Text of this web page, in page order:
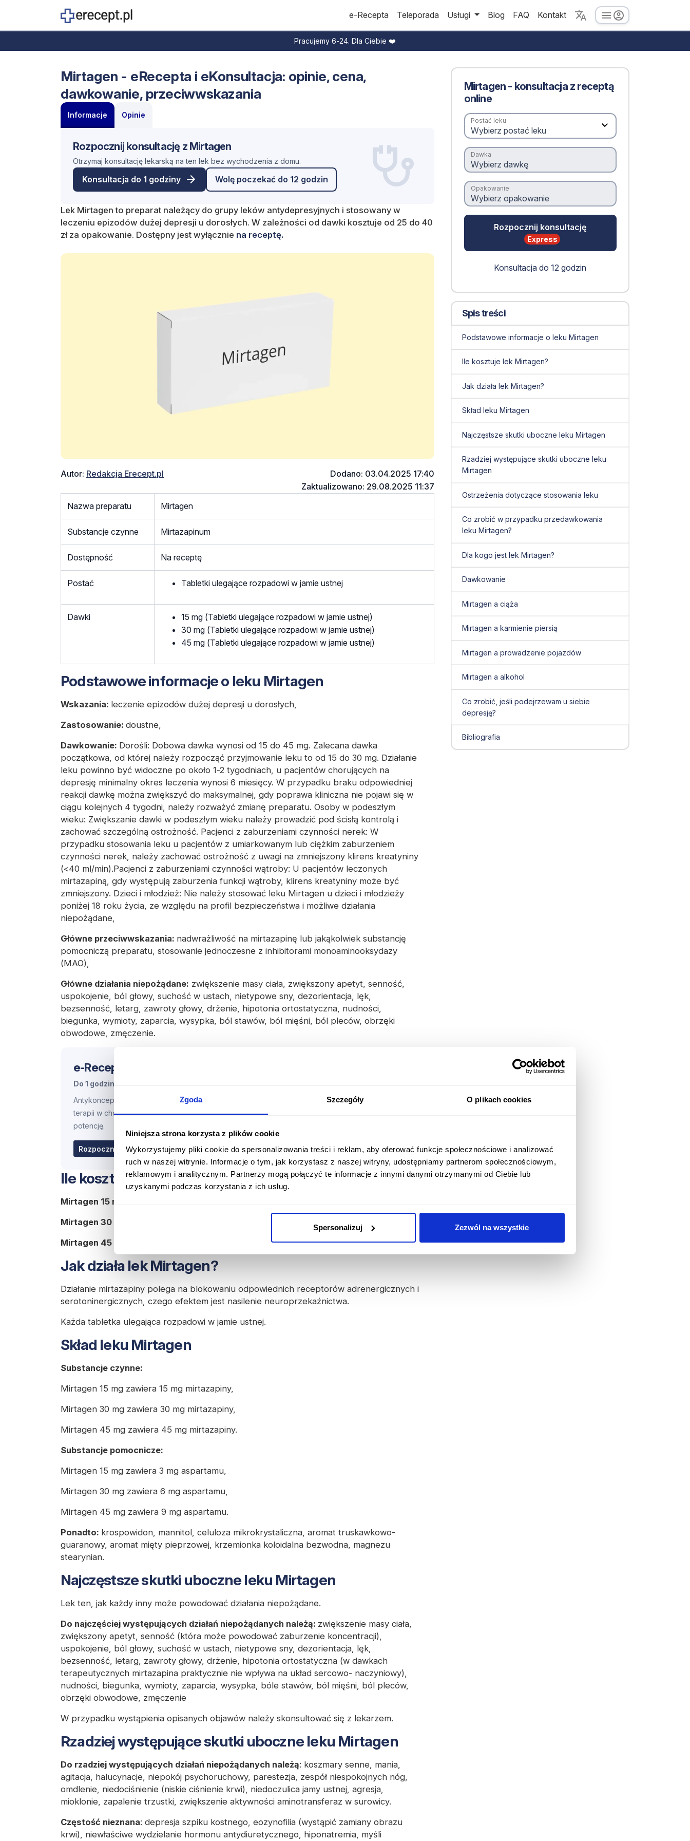
Zgoda Szczegóły O plikach cookies
Niniejsza strona korzysta z plików cookie
Wykorzystujemy pliki cookie do spersonalizowania treści i reklam, aby oferować funkcje społecznościowe i analizować
ruch w naszej witrynie. Informacje o tym, jak korzystasz z naszej witryny, udostępniamy partnerom społecznościowym,
reklamowym i analitycznym. Partnerzy mogą połączyć te informacje z innymi danymi otrzymanymi od Ciebie lub
uzyskanymi podczas korzystania z ich usług.
Spersonalizuj Zezwól na wszystkie
e-Recepta Teleporada Usługi Blog FAQ Kontakt
Pracujemy 6-24. Dla Ciebie ❤️
Mirtagen - eRecepta i eKonsultacja: opinie, cena,
dawkowanie, przeciwwskazania
Informacje Opinie
Rozpocznij konsultację z Mirtagen
Otrzymaj konsultację lekarską na ten lek bez wychodzenia z domu.
Konsultacja do 1 godziny Wolę poczekać do 12 godzin
Lek Mirtagen to preparat należący do grupy leków antydepresyjnych i stosowany w
leczeniu epizodów dużej depresji u dorosłych. W zależności od dawki kosztuje od 25 do 40
zł za opakowanie. Dostępny jest wyłącznie na receptę.
Autor: Redakcja Erecept.pl
Dodano: 03.04.2025 17:40
Zaktualizowano: 29.08.2025 11:37
Nazwa preparatu
Mirtagen
Substancje czynne Mirtazapinum
Dostępność Na receptę
Postać Tabletki ulegające rozpadowi w jamie ustnej
Dawki
15 mg (Tabletki ulegające rozpadowi w jamie ustnej)
30 mg (Tabletki ulegające rozpadowi w jamie ustnej)
45 mg (Tabletki ulegające rozpadowi w jamie ustnej)
Podstawowe informacje o leku Mirtagen
Wskazania: leczenie epizodów dużej depresji u dorosłych,
Zastosowanie: doustne,
Dawkowanie: Dorośli: Dobowa dawka wynosi od 15 do 45 mg. Zalecana dawka
początkowa, od której należy rozpocząć przyjmowanie leku to od 15 do 30 mg. Działanie
leku powinno być widoczne po około 1-2 tygodniach, u pacjentów chorujących na
depresję minimalny okres leczenia wynosi 6 miesięcy. W przypadku braku odpowiedniej
reakcji dawkę można zwiększyć do maksymalnej, gdy poprawa kliniczna nie pojawi się w
ciągu kolejnych 4 tygodni, należy rozważyć zmianę preparatu. Osoby w podeszłym
wieku: Zwiększanie dawki w podeszłym wieku należy prowadzić pod ścisłą kontrolą i
zachować szczególną ostrożność. Pacjenci z zaburzeniami czynności nerek: W
przypadku stosowania leku u pacjentów z umiarkowanym lub ciężkim zaburzeniem
czynności nerek, należy zachować ostrożność z uwagi na zmniejszony klirens kreatyniny
(<40 ml/min).Pacjenci z zaburzeniami czynności wątroby: U pacjentów leczonych
mirtazapiną, gdy występują zaburzenia funkcji wątroby, klirens kreatyniny może być
zmniejszony. Dzieci i młodzież: Nie należy stosować leku Mirtagen u dzieci i młodzieży
poniżej 18 roku życia, ze względu na profil bezpieczeństwa i możliwe działania
niepożądane,
Główne przeciwwskazania: nadwrażliwość na mirtazapinę lub jakąkolwiek substancję
pomocniczą preparatu, stosowanie jednoczesne z inhibitorami monoaminooksydazy
(MAO),
Główne działania niepożądane: zwiększenie masy ciała, zwiększony apetyt, senność,
uspokojenie, ból głowy, suchość w ustach, nietypowe sny, dezorientacja, lęk,
bezsenność, letarg, zawroty głowy, drżenie, hipotonia ortostatyczna, nudności,
biegunka, wymioty, zaparcia, wysypka, ból stawów, ból mięśni, ból pleców, obrzęki
obwodowe, zmęczenie.
e-Recepta
Do 1 godziny roboczej*
Antykoncepcja stała, leki stałe, przedłużenie
terapii w chorobach przewlekłych, leki na
potencję.
69.98 zł
Rozpocznij konsultację
Tabletka 'po', tabletka dzień po, tabletka do
72h, pigułka po.
49.99 zł
Rozpocznij konsultację
Ile kosztuje lek Mirtagen?
Mirtagen 15 mg;
Mirtagen 30 mg;
Mirtagen 45 mg
Jak działa lek Mirtagen?
Działanie mirtazapiny polega na blokowaniu odpowiednich receptorów adrenergicznych i
serotoninergicznych, czego efektem jest nasilenie neuroprzekaźnictwa.
Każda tabletka ulegająca rozpadowi w jamie ustnej.
Skład leku Mirtagen
Substancje czynne:
Mirtagen 15 mg zawiera 15 mg mirtazapiny,
Mirtagen 30 mg zawiera 30 mg mirtazapiny,
Mirtagen 45 mg zawiera 45 mg mirtazapiny.
Substancje pomocnicze:
Mirtagen 15 mg zawiera 3 mg aspartamu,
Mirtagen 30 mg zawiera 6 mg aspartamu,
Mirtagen 45 mg zawiera 9 mg aspartamu.
Ponadto: krospowidon, mannitol, celuloza mikrokrystaliczna, aromat truskawkowo-
guaranowy, aromat mięty pieprzowej, krzemionka koloidalna bezwodna, magnezu
stearynian.
Najczęstsze skutki uboczne leku Mirtagen
Lek ten, jak każdy inny może powodować działania niepożądane.
Do najczęściej występujących działań niepożądanych należą: zwiększenie masy ciała,
zwiększony apetyt, senność (która może powodować zaburzenie koncentracji),
uspokojenie, ból głowy, suchość w ustach, nietypowe sny, dezorientacja, lęk,
bezsenność, letarg, zawroty głowy, drżenie, hipotonia ortostatyczna (w dawkach
terapeutycznych mirtazapina praktycznie nie wpływa na układ sercowo- naczyniowy),
nudności, biegunka, wymioty, zaparcia, wysypka, bóle stawów, ból mięśni, ból pleców,
obrzęki obwodowe, zmęczenie
W przypadku wystąpienia opisanych objawów należy skonsultować się z lekarzem.
Rzadziej występujące skutki uboczne leku Mirtagen
Do rzadziej występujących działań niepożądanych należą: koszmary senne, mania,
agitacja, halucynacje, niepokój psychoruchowy, parestezja, zespół niespokojnych nóg,
omdlenie, niedociśnienie (niskie ciśnienie krwi), niedoczulica jamy ustnej, agresja,
mioklonie, zapalenie trzustki, zwiększenie aktywności aminotransferaz w surowicy.
Częstość nieznana: depresja szpiku kostnego, eozynofilia (wystąpić zamiany obrazu
krwi), niewłaściwe wydzielanie hormonu antydiuretycznego, hiponatremia, myśli
Mirtagen - konsultacja z receptą
online
Postać leku
Dawka
Opakowanie
Express
Konsultacja do 12 godzin
Spis treści
Podstawowe informacje o leku Mirtagen
Ile kosztuje lek Mirtagen?
Jak działa lek Mirtagen?
Skład leku Mirtagen
Najczęstsze skutki uboczne leku Mirtagen
Rzadziej występujące skutki uboczne leku
Mirtagen
Ostrzeżenia dotyczące stosowania leku
Co zrobić w przypadku przedawkowania
leku Mirtagen?
Dla kogo jest lek Mirtagen?
Dawkowanie
Mirtagen a ciąża
Mirtagen a karmienie piersią
Mirtagen a prowadzenie pojazdów
Mirtagen a alkohol
Co zrobić, jeśli podejrzewam u siebie
depresję?
Bibliografia